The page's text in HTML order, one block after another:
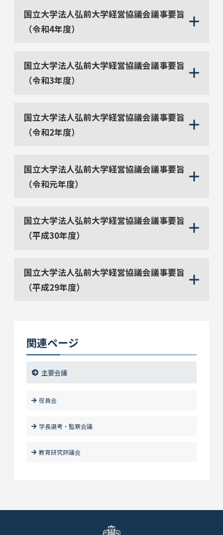
国立大学法人弘前大学経営協議会議事要旨
（令和4年度）
国立大学法人弘前大学経営協議会議事要旨
（令和3年度）
国立大学法人弘前大学経営協議会議事要旨
（令和2年度）
国立大学法人弘前大学経営協議会議事要旨
（令和元年度）
国立大学法人弘前大学経営協議会議事要旨
（平成30年度）
国立大学法人弘前大学経営協議会議事要旨
（平成29年度）
関連ページ
主要会議
役員会
学長選考・監察会議
教育研究評議会